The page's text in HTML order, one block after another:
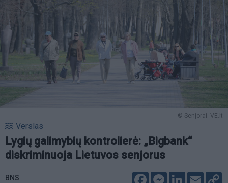
© Senjorai. VE.lt
Verslas
Lygių galimybių kontrolierė: „Bigbank“
diskriminuoja Lietuvos senjorus
BNS
FacebookMessenger
LinkedIn
Email